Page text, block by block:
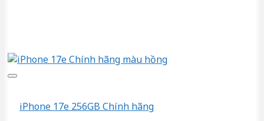
iPhone 17e 256GB Chính hãng